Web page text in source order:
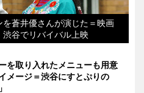
蒼井優さんが演じた＝映画
渋谷でリバイバル上映
を取り入れたメニューも用意
メージ＝渋谷にすとぷりの